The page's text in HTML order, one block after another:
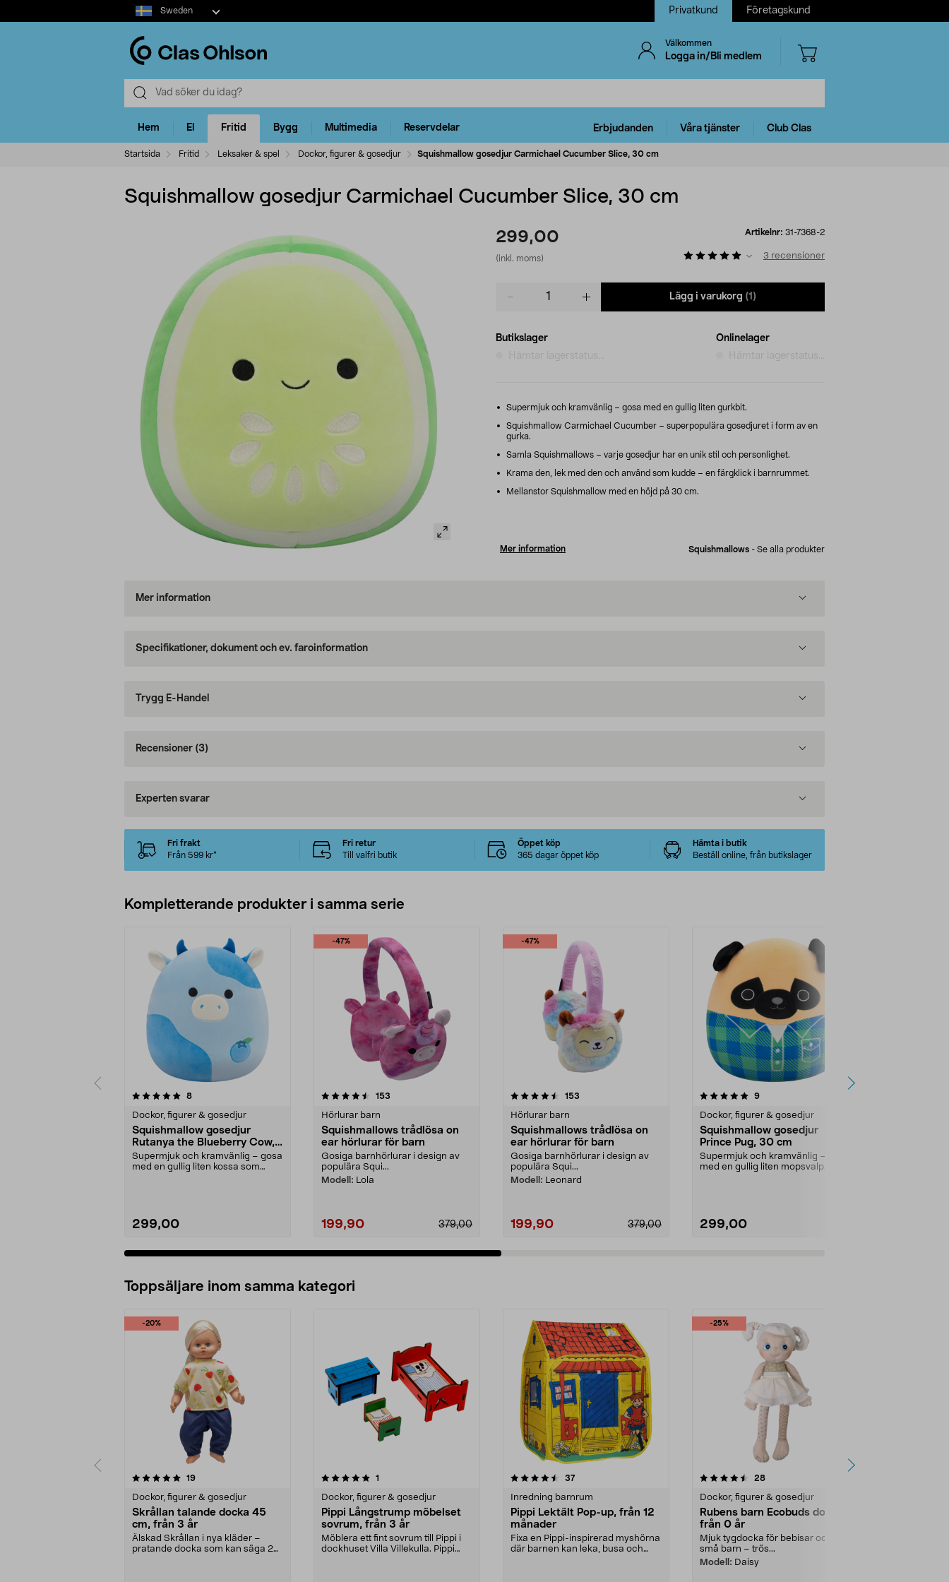
Select
market
Sweden Privatkund Företagskund
Välkommen
Logga in/Bli medlem
Hem El Fritid Bygg Multimedia Reservdelar Erbjudanden Våra tjänster Club Clas
Startsida Fritid Leksaker & spel Dockor, figurer & gosedjur Squishmallow gosedjur Carmichael Cucumber Slice, 30 cm
Squishmallow gosedjur Carmichael Cucumber Slice, 30 cm
299,00
(inkl. moms)
Artikelnr: 31-7368-2
3 recensioner
Lägg i varukorg (1)
Butikslager
Hämtar lagerstatus...
Onlinelager
Hämtar lagerstatus...
Supermjuk och kramvänlig – gosa med en gullig liten gurkbit.
Squishmallow Carmichael Cucumber – superpopulära gosedjuret i form av en
gurka.
Samla Squishmallows – varje gosedjur har en unik stil och personlighet.
Krama den, lek med den och använd som kudde – en färgklick i barnrummet.
Mellanstor Squishmallow med en höjd på 30 cm.
Mer information Squishmallows - Se alla produkter
Mer information
Specifikationer, dokument och ev. faroinformation
Trygg E-Handel
Recensioner (3)
Experten svarar
Fri frakt
Från 599 kr*
Fri retur
Till valfri butik
Öppet köp
365 dagar öppet köp
Hämta i butik
Beställ online, från butikslager
Kompletterande produkter i samma serie
8recensioner
Dockor, figurer & gosedjur
Squishmallow gosedjur
Rutanya the Blueberry Cow,
30 cm
Supermjuk och kramvänlig – gosa
med en gullig liten kossa som
299,00
-47%
4.5av 5 stjärnor 153
Hörlurar barn
Squishmallows trådlösa on
ear hörlurar för barn
Gosiga barnhörlurar i design av
populära Squi...
Modell: Lola
379,00
199,90
-47%
4.5av 5 stjärnor 153
Hörlurar barn
Squishmallows trådlösa on
ear hörlurar för barn
Gosiga barnhörlurar i design av
populära Squi...
Modell: Leonard
379,00
199,90
5.0av 5 stjärnor 9recensioner
Dockor, figurer & gosedjur
Squishmallow gosedjur
Prince Pug, 30 cm
Supermjuk och kramvänlig – gosa
med en gullig liten mopsvalp.
299,00
3.5av 5 stjärnor
Toppsäljare inom samma kategori
-20%
19recensioner
Dockor, figurer & gosedjur
Skrållan talande docka 45
cm, från 3 år
Älskad Skrållan i nya kläder –
pratande docka som kan säga 24
5.0 av 5 stjärnor 1
Dockor, figurer & gosedjur
Pippi Långstrump möbelset
sovrum, från 3 år
Möblera ett fint sovrum till Pippi i
dockhuset Villa Villekulla. Pippi
4.5 av 5 stjärnor 37recensioner
Inredning barnrum
Pippi Lektält Pop-up, från 12
månader
Fixa en Pippi-inspirerad myshörna
där barnen kan leka, busa och
-25%
4.5 av 5 stjärnor 28recensioner
Dockor, figurer & gosedjur
Rubens barn Ecobuds docka,
från 0 år
Mjuk tygdocka för bebisar och
små barn – trös...
Modell: Daisy
4.0 av 5 stjärnor